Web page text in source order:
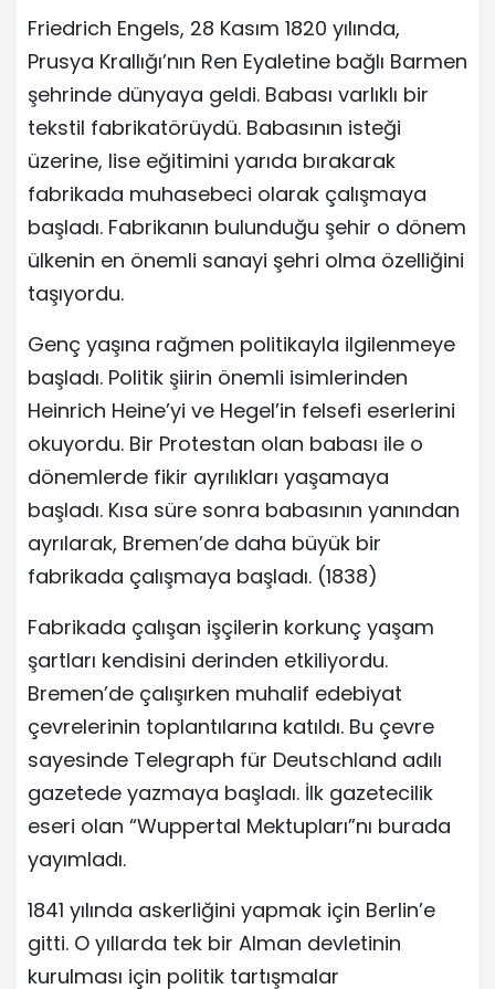
Friedrich Engels, 28 Kasım 1820 yılında,
Prusya Krallığı’nın Ren Eyaletine bağlı Barmen
şehrinde dünyaya geldi. Babası varlıklı bir
tekstil fabrikatörüydü. Babasının isteği
üzerine, lise eğitimini yarıda bırakarak
fabrikada muhasebeci olarak çalışmaya
başladı. Fabrikanın bulunduğu şehir o dönem
ülkenin en önemli sanayi şehri olma özelliğini
taşıyordu.
Genç yaşına rağmen politikayla ilgilenmeye
başladı. Politik şiirin önemli isimlerinden
Heinrich Heine’yi ve Hegel’in felsefi eserlerini
okuyordu. Bir Protestan olan babası ile o
dönemlerde fikir ayrılıkları yaşamaya
başladı. Kısa süre sonra babasının yanından
ayrılarak, Bremen’de daha büyük bir
fabrikada çalışmaya başladı. (1838)
Fabrikada çalışan işçilerin korkunç yaşam
şartları kendisini derinden etkiliyordu.
Bremen’de çalışırken muhalif edebiyat
çevrelerinin toplantılarına katıldı. Bu çevre
sayesinde Telegraph für Deutschland adılı
gazetede yazmaya başladı. İlk gazetecilik
eseri olan “Wuppertal Mektupları”nı burada
yayımladı.
1841 yılında askerliğini yapmak için Berlin’e
gitti. O yıllarda tek bir Alman devletinin
kurulması için politik tartışmalar